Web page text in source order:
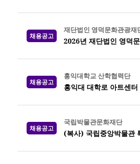
채용공고
재단법인 영덕문화관광재
2026년 재단법인 영덕
채용공고
홍익대학교 산학협력단
홍익대 대학로 아트센
채용공고
국립박물관문화재단
(복사) 국립중앙박물관